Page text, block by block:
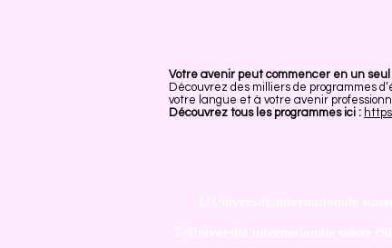
Votre avenir peut commencer en un seul
Découvrez des milliers de programmes
votre langue et à votre avenir
Découvrez tous les programmes ici :